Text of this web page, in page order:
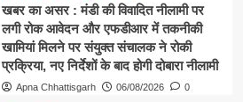
खबर का असर : मंडी की विवादित नीलामी पर
लगी रोक आवेदन और एफडीआर में तकनीकी
खामियां मिलने पर संयुक्त संचालक ने रोकी
प्रक्रिया, नए निर्देशों के बाद होगी दोबारा नीलामी
Apna Chhattisgarh 06/08/2026 0